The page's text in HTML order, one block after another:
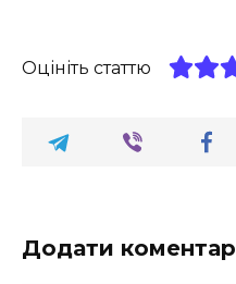
Оцініть статтю
Додати коментар